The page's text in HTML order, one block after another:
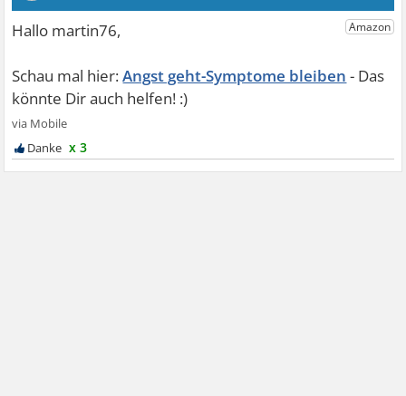
Angst geht-Symptome bleiben
x 3